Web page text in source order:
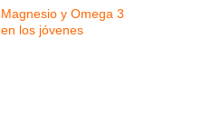
Magnesio y Omega 3
en los jóvenes